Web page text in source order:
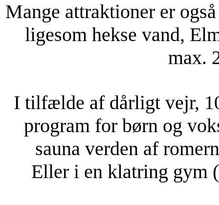
Mange attraktioner er
ligesom hekse vand,
max.
I tilfælde af dårligt vejr,
program for børn og
sauna verden af
Eller i en klatring gym